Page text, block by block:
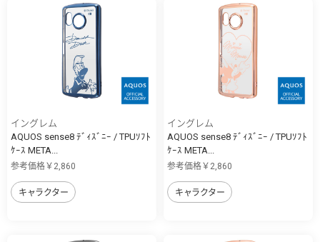
イングレム
AQUOS sense8 ﾃﾞｨｽﾞﾆｰ / TPUｿﾌﾄ
ｹｰｽ META...
参考価格￥2,860
キャラクター
イングレム
AQUOS sense8 ﾃﾞｨｽﾞﾆｰ / TPUｿﾌﾄ
ｹｰｽ META...
参考価格￥2,860
キャラクター